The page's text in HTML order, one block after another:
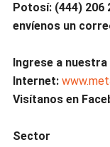
Potosí: (444) 206
envíenos un
Ingrese a nuestra
Internet:
Visítanos en
Sector